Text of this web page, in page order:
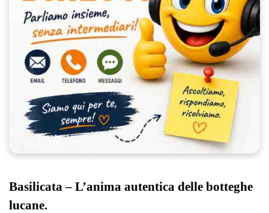
Basilicata – L’anima autentica delle botteghe
lucane.